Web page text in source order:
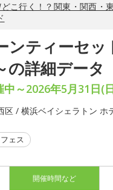
こ行く！？関東・関西・
ンティーセッ
の詳細データ
～2026年5月31日(
区 / 横浜ベイシェラトン ホ
ェス
開催時間など